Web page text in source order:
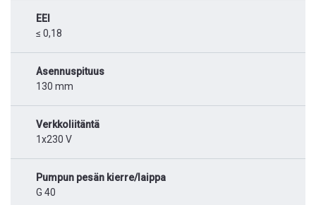
EEI
≤ 0,18
Asennuspituus
130 mm
Verkkoliitäntä
1x230 V
Pumpun pesän kierre/laippa
G 40